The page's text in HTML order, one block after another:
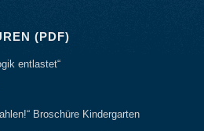
(PDF)
entlastet“
Broschüre Kindergarten